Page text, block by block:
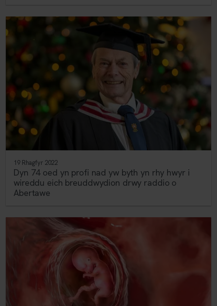
19 Rhagfyr 2022
Dyn 74 oed yn profi nad yw byth yn rhy hwyr i
wireddu eich breuddwydion drwy raddio o
Abertawe